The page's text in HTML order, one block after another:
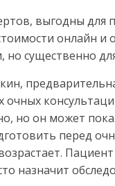
выгодны для
онлайн и
но существенно
но он может
перед
назначит